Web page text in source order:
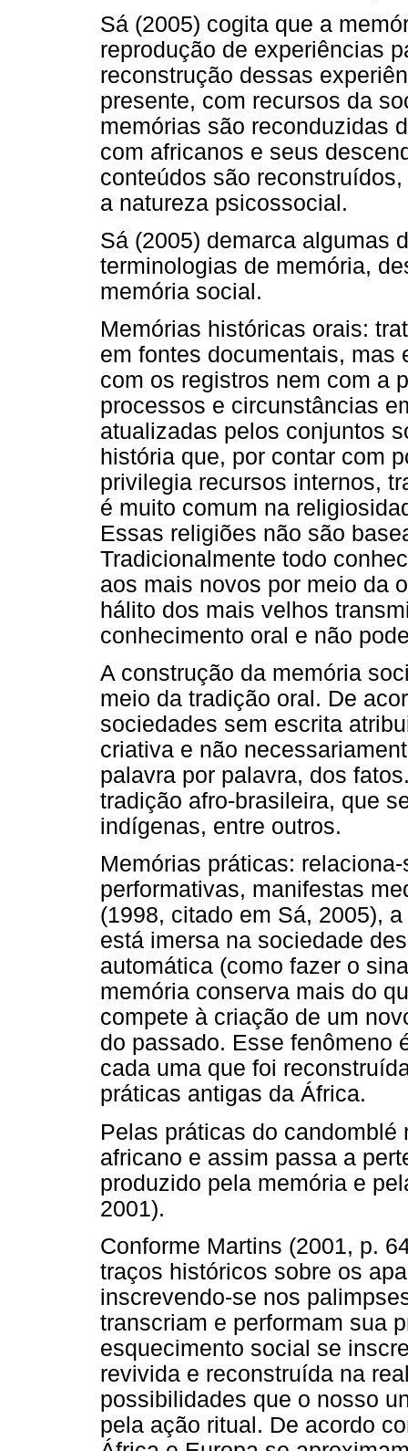
Sá (2005) cogita que a
reprodução de experiências
reconstrução dessas
presente, com recursos da
memórias são reconduzidas
com africanos e seus
conteúdos são
a natureza psicossocial.
Sá (2005) demarca algumas
terminologias de memória,
memória social.
Memórias históricas orais:
em fontes documentais, mas
com os registros nem com a
processos e circunstâncias
atualizadas pelos conjuntos
história que, por contar com
privilegia recursos internos,
é muito comum na
Essas religiões não são
Tradicionalmente todo
aos mais novos por meio da
hálito dos mais velhos
conhecimento oral e não
A construção da memória
meio da tradição oral. De
sociedades sem escrita
criativa e não
palavra por palavra, dos
tradição afro-brasileira, que
indígenas, entre outros.
Memórias práticas:
performativas, manifestas
(1998, citado em Sá, 2005),
está imersa na sociedade
automática (como fazer o
memória conserva mais do
compete à criação de um
do passado. Esse fenômeno
cada uma que foi
práticas antigas da África.
Pelas práticas do
africano e assim passa a
produzido pela memória e
2001).
Conforme Martins (2001, p.
traços históricos sobre os
inscrevendo-se nos
transcriam e performam sua
esquecimento social se
revivida e reconstruída na
possibilidades que o nosso
pela ação ritual. De acordo